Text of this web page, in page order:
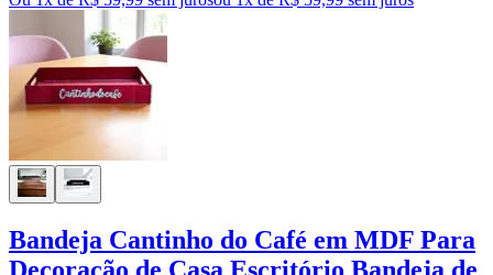
Bandeja Cantinho do Café em MDF Para
Decoração de Casa Escritório Bandeja de